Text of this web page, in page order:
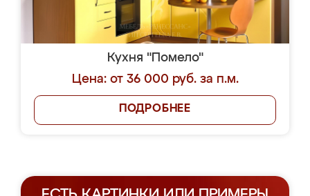
Кухня "Помело"
Цена: от 36 000 руб. за п.м.
ПОДРОБНЕЕ